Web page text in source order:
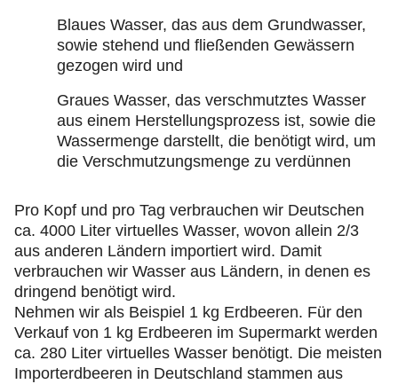
Blaues Wasser, das aus dem Grundwasser,
sowie stehend und fließenden Gewässern
gezogen wird und
Graues Wasser, das verschmutztes Wasser
aus einem Herstellungsprozess ist, sowie die
Wassermenge darstellt, die benötigt wird, um
die Verschmutzungsmenge zu verdünnen
Pro Kopf und pro Tag verbrauchen wir Deutschen
ca. 4000 Liter virtuelles Wasser, wovon allein 2/3
aus anderen Ländern importiert wird. Damit
verbrauchen wir Wasser aus Ländern, in denen es
dringend benötigt wird.
Nehmen wir als Beispiel 1 kg Erdbeeren. Für den
Verkauf von 1 kg Erdbeeren im Supermarkt werden
ca. 280 Liter virtuelles Wasser benötigt. Die meisten
Importerdbeeren in Deutschland stammen aus